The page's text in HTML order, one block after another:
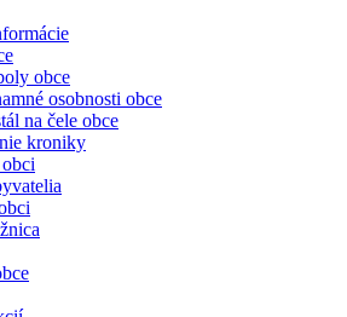
obce
osobnosti obce
na čele obce
kroniky